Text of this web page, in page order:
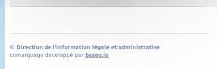
© Direction de l’information légale et administrative
comarquage developpé par baseo.io